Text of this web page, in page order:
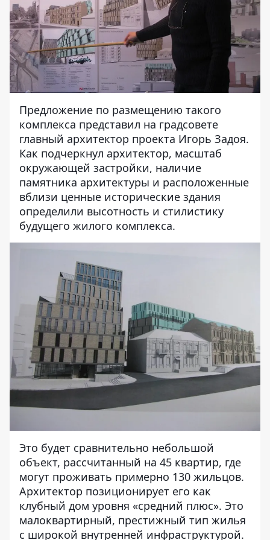
Предложение по размещению такого
комплекса представил на градсовете
главный архитектор проекта Игорь Задоя.
Как подчеркнул архитектор, масштаб
окружающей застройки, наличие
памятника архитектуры и расположенные
вблизи ценные исторические здания
определили высотность и стилистику
будущего жилого комплекса.
Это будет сравнительно небольшой
объект, рассчитанный на 45 квартир, где
могут проживать примерно 130 жильцов.
Архитектор позиционирует его как
клубный дом уровня «средний плюс». Это
малоквартирный, престижный тип жилья
с широкой внутренней инфраструктурой.